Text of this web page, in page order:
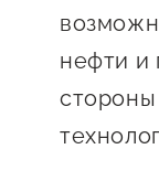
нефти и